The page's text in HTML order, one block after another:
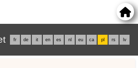
fr de it en es nl eu ca pl rs lv